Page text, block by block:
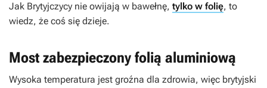
Jak Brytyjczycy nie owijają w bawełnę, tylko w folię, to
wiedz, że coś się dzieje.
Most zabezpieczony folią aluminiową
Wysoka temperatura jest groźna dla zdrowia, więc brytyjski